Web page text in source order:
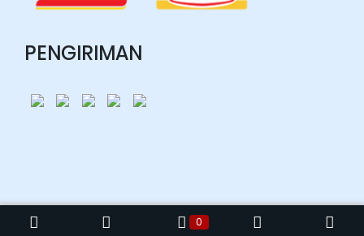
0
PENGIRIMAN
Copyright © 2026 Lubifashion.id